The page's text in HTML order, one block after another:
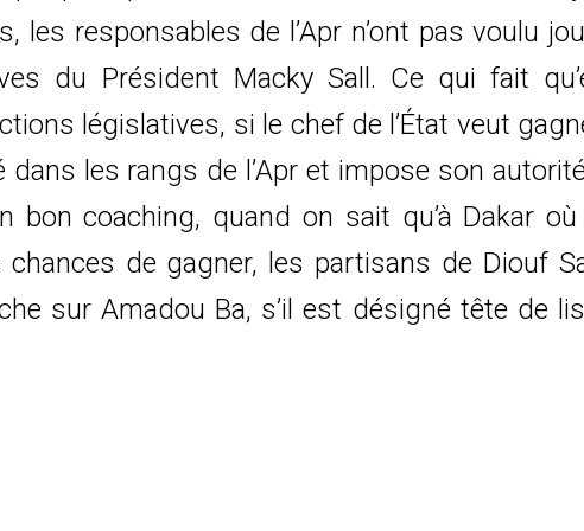
les responsables de l’Apr n’ont pas voulu
du Président Macky Sall. Ce qui fait
législatives, si le chef de l’État veut
dans les rangs de l’Apr et impose son
coaching, quand on sait qu’à Dakar où
de gagner, les partisans de Diouf
sur Amadou Ba, s’il est désigné tête de